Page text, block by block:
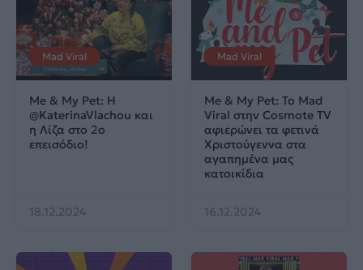
Mad Viral
Me & My Pet: Η
‪@KaterinaVlachou‬ και
η Λίζα στο 2ο
επεισόδιο!
18.12.2024
Mad Viral
Me & My Pet: Το Mad
Viral στην Cosmote TV
αφιερώνει τα φετινά
Χριστούγεννα στα
αγαπημένα μας
κατοικίδια
16.12.2024